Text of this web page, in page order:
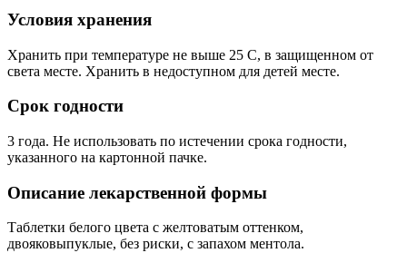
Условия хранения
Хранить при температуре не выше 25 С, в защищенном от
света месте. Хранить в недоступном для детей месте.
Срок годности
3 года. Не использовать по истечении срока годности,
указанного на картонной пачке.
Описание лекарственной формы
Таблетки белого цвета с желтоватым оттенком,
двояковыпуклые, без риски, с запахом ментола.